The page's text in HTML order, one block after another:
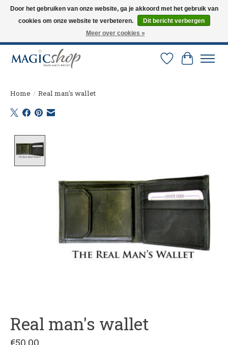
Altijd de nieuwste trucs op voorraad. Snelle verzending via PostNL en DHL.
Langskomen in onze winkel? Bel of mail om een afspraak te maken. 0251-
Verlanglijst
Home / Real man's wallet
Real man's wallet
€50,00
Door het gebruiken van onze website, ga je akkoord met het gebruik van
cookies om onze website te verbeteren.
Dit bericht verbergen
Meer over cookies »